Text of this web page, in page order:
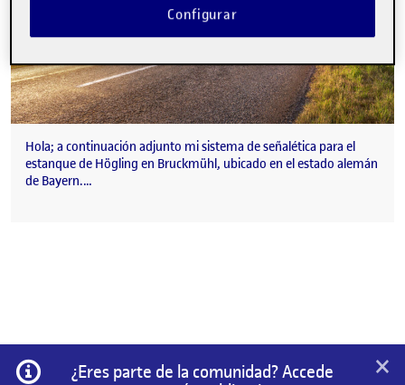
Hola; a continuación adjunto mi sistema de señalética para el
estanque de Högling en Bruckmühl, ubicado en el estado alemán
de Bayern.…
Información
¿Eres parte de la comunidad? Accede
×
Configurar